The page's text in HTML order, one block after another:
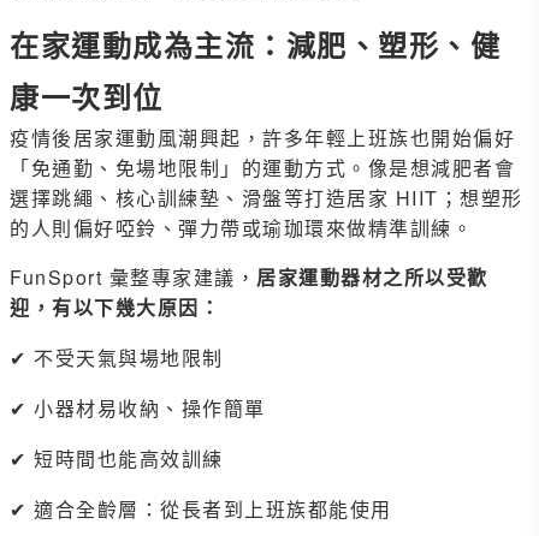
在家運動成為主流：減肥、塑形、健
康一次到位
疫情後居家運動風潮興起，許多年輕上班族也開始偏好
「免通勤、免場地限制」的運動方式。像是想減肥者會
選擇跳繩、核心訓練墊、滑盤等打造居家 HIIT；想塑形
的人則偏好啞鈴、彈力帶或瑜珈環來做精準訓練。
FunSport 彙整專家建議， 居家運動器材之所以受歡
迎，有以下幾大原因：
✔ 不受天氣與場地限制
✔ 小器材易收納、操作簡單
✔ 短時間也能高效訓練
✔ 適合全齡層：從長者到上班族都能使用